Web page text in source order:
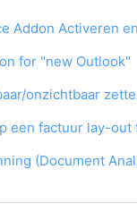
Addon Activeren
for "new Outlook"
onzichtbaar
een factuur lay-out
(Document